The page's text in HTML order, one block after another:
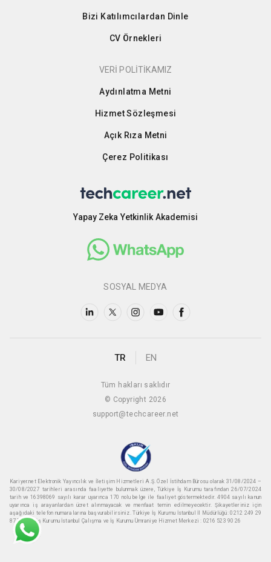
Bizi Katılımcılardan Dinle
CV Örnekleri
VERİ POLİTİKAMIZ
Aydınlatma Metni
Hizmet Sözleşmesi
Açık Rıza Metni
Çerez Politikası
Yapay Zeka Yetkinlik Akademisi
SOSYAL MEDYA
TR EN
Tüm hakları saklıdır
© Copyright 2026
support@techcareer.net
Kariyer.net Elektronik Yayıncılık ve İletişim Hizmetleri A.Ş. Özel İstihdam Bürosu olarak 31/08/2024 –
30/08/2027 tarihleri arasında faaliyette bulunmak üzere, Türkiye İş Kurumu tarafından 26/07/2024
tarih ve 16398069 sayılı karar uyarınca 170 nolu belge ile faaliyet göstermektedir. 4904 sayılı kanun
uyarınca iş arayanlardan ücret alınmayacak ve menfaat temin edilmeyecektir. Şikayetleriniz için
aşağıdaki telefon numaralarına başvurabilirsiniz. Türkiye İş Kurumu İstanbul İl Müdürlüğü: 0212 249 29
87 Türkiye iş Kurumu İstanbul Çalışma ve İş Kurumu Ümraniye Hizmet Merkezi : 0216 523 90 26